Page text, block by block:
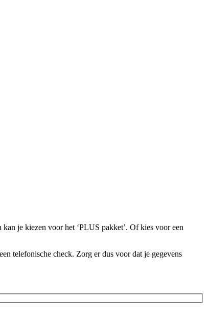
je kiezen voor het ‘PLUS pakket’. Of kies voor een
telefonische check. Zorg er dus voor dat je gegevens